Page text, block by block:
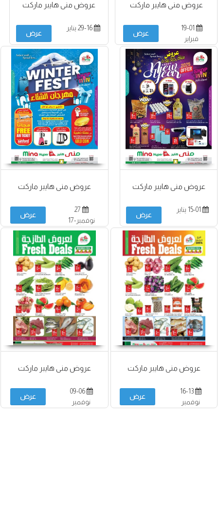
عروض منى هايبر ماركت
19-01
فبراير
عرض
عروض منى هايبر ماركت
عرض
عروض منى هايبر ماركت
15-01 يناير
عرض
عروض منى هايبر ماركت
27
نوفمبر-17
ديسمبر
عرض
عروض منى هايبر ماركت
16-13
نوفمبر
عرض
عروض منى هايبر ماركت
09-06
نوفمبر
عرض